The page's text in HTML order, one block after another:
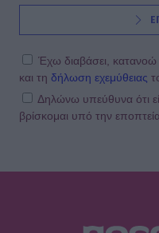
Έχω διαβάσει, κατανοώ
και τη δήλωση εχεμύθειας
Δηλώνω υπεύθυνα ότι
βρίσκομαι υπό την